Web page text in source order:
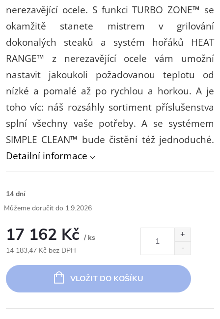
nerezavějící ocele. S funkci TURBO ZONE™ se
okamžitě stanete mistrem v grilování
dokonalých steaků a systém hořáků HEAT
RANGE™ z nerezavějící ocele vám umožní
nastavit jakoukoli požadovanou teplotu od
nízké a pomalé až po rychlou a horkou. A je
toho víc: náš rozsáhly sortiment příslušenstva
splní všechny vaše potřeby. A se systémem
SIMPLE CLEAN™ bude čistění též jednoduché.
Detailní informace
14 dní
1.9.2026
17 162 Kč / ks
14 183,47 Kč bez DPH
cena:
VLOŽIT DO KOŠÍKU